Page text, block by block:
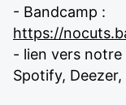
- Bandcamp :
https://
- lien vers notre
Spotify,